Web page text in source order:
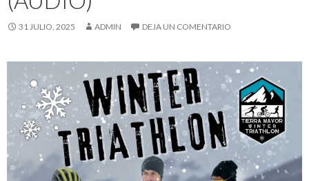
31 JULIO, 2025 ADMIN DEJA UN COMENTARIO